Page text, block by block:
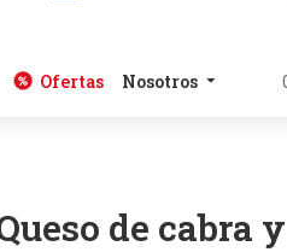
Ofertas Nosotros
de cabra